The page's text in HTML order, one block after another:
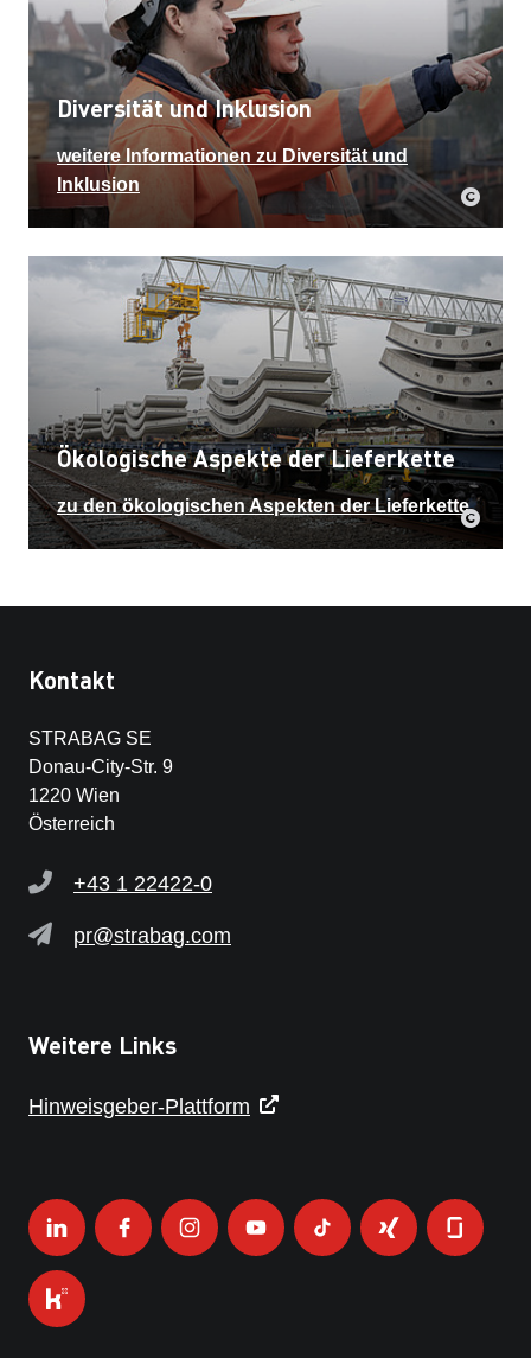
Diversität und Inklusion
weitere Informationen zu Diversität und
Inklusion
Ökologische Aspekte der Lieferkette
zu den ökologischen Aspekten der Lieferkette
Kontakt
STRABAG SE
Donau-City-Str. 9
1220 Wien
Österreich
+43 1 22422-0
pr@strabag.com
Weitere Links
Hinweisgeber-Plattform